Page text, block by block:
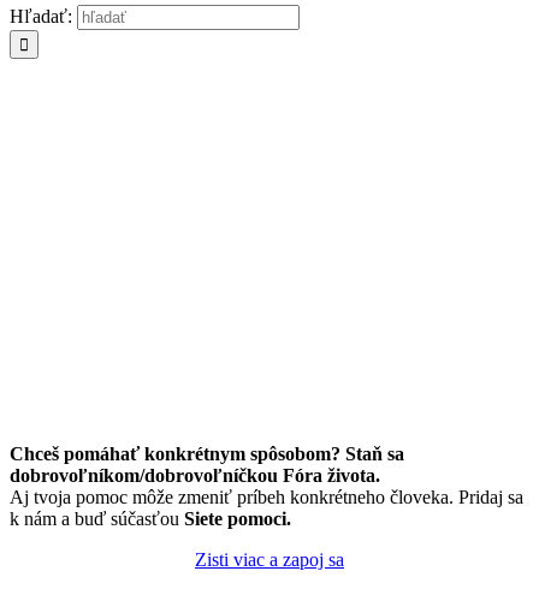
Hľadať:
Chceš pomáhať konkrétnym spôsobom? Staň sa
dobrovoľníkom/dobrovoľníčkou Fóra života.
Aj tvoja pomoc môže zmeniť príbeh konkrétneho človeka. Pridaj sa
k nám a buď súčasťou Siete pomoci.
Zisti viac a zapoj sa